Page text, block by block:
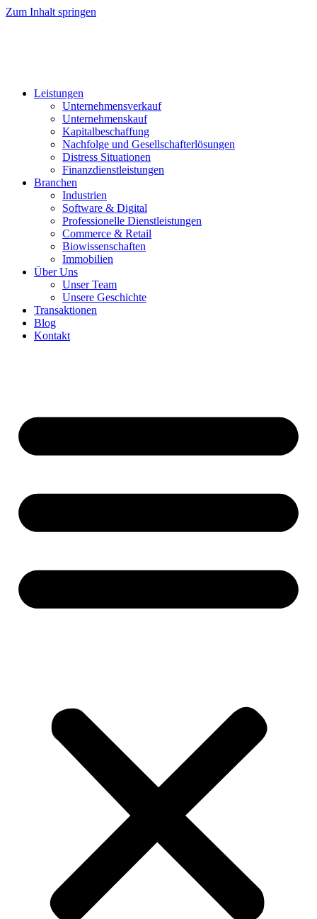
Zum Inhalt springen
Leistungen
Unternehmensverkauf
Unternehmenskauf
Kapitalbeschaffung
Nachfolge und Gesellschafterlösungen
Distress Situationen
Finanzdienstleistungen
Branchen
Industrien
Software & Digital
Professionelle Dienstleistungen
Commerce & Retail
Biowissenschaften
Immobilien
Über Uns
Unser Team
Unsere Geschichte
Transaktionen
Blog
Kontakt